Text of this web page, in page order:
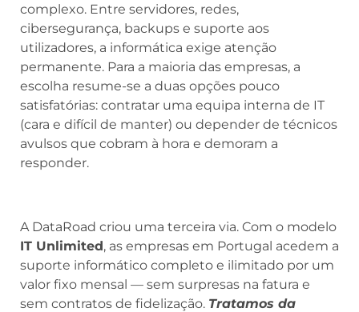
complexo. Entre servidores, redes,
cibersegurança, backups e suporte aos
utilizadores, a informática exige atenção
permanente. Para a maioria das empresas, a
escolha resume-se a duas opções pouco
satisfatórias: contratar uma equipa interna de IT
(cara e difícil de manter) ou depender de técnicos
avulsos que cobram à hora e demoram a
responder.
A DataRoad criou uma terceira via. Com o modelo
IT Unlimited, as empresas em Portugal acedem a
suporte informático completo e ilimitado por um
valor fixo mensal — sem surpresas na fatura e
sem contratos de fidelização. Tratamos da